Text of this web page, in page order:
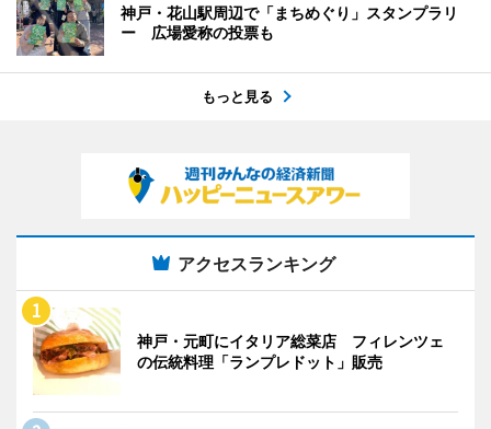
神戸・花山駅周辺で「まちめぐり」スタンプラリ
ー 広場愛称の投票も
もっと見る
アクセスランキング
神戸・元町にイタリア総菜店 フィレンツェ
の伝統料理「ランプレドット」販売